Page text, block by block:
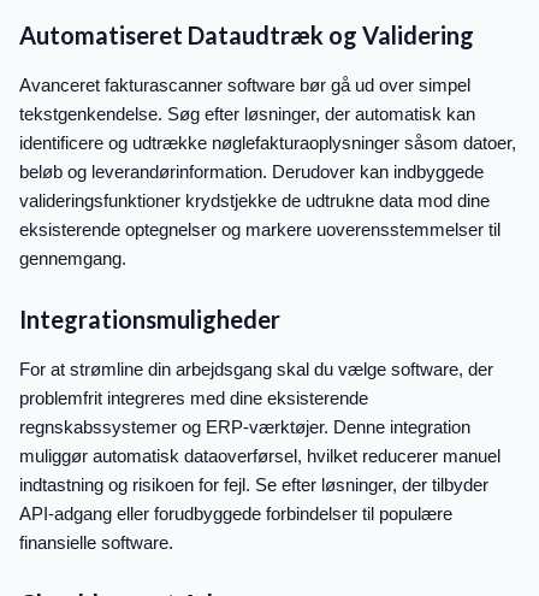
Automatiseret Dataudtræk og Validering
Avanceret fakturascanner software bør gå ud over simpel
tekstgenkendelse. Søg efter løsninger, der automatisk kan
identificere og udtrække nøglefakturaoplysninger såsom datoer,
beløb og leverandørinformation. Derudover kan indbyggede
valideringsfunktioner krydstjekke de udtrukne data mod dine
eksisterende optegnelser og markere uoverensstemmelser til
gennemgang.
Integrationsmuligheder
For at strømline din arbejdsgang skal du vælge software, der
problemfrit integreres med dine eksisterende
regnskabssystemer og ERP-værktøjer. Denne integration
muliggør automatisk dataoverførsel, hvilket reducerer manuel
indtastning og risikoen for fejl. Se efter løsninger, der tilbyder
API-adgang eller forudbyggede forbindelser til populære
finansielle software.